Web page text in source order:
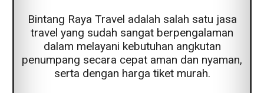
Bintang Raya Travel adalah salah satu jasa
travel yang sudah sangat berpengalaman
dalam melayani kebutuhan angkutan
penumpang secara cepat aman dan nyaman,
serta dengan harga tiket murah.